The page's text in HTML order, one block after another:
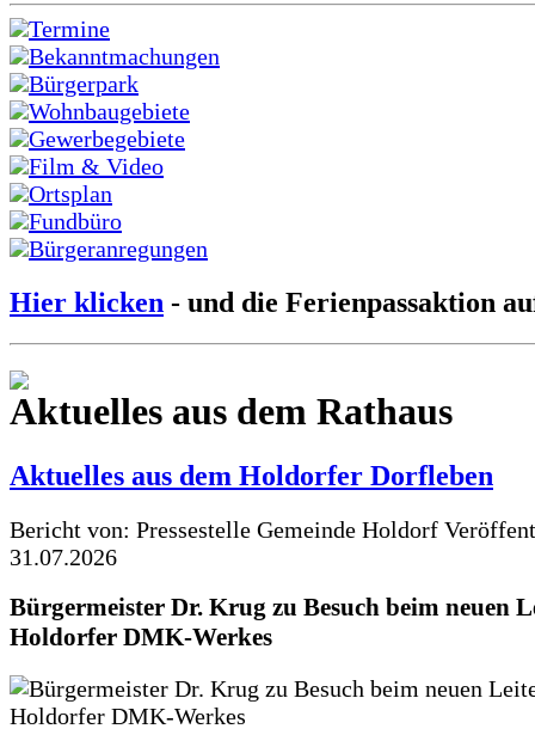
Termine
Bekanntmachungen
Bürgerpark
Wohnbaugebiete
Gewerbegebiete
Film & Video
Ortsplan
Fundbüro
Bürgeranregungen
Hier klicken - und die Ferienpassaktion
Aktuelles aus dem Rathaus
Aktuelles aus dem Holdorfer Dorfleben
Bericht von: Pressestelle Gemeinde Holdorf
31.07.2026
Bürgermeister Dr. Krug zu Besuch beim neuen
Holdorfer DMK-Werkes